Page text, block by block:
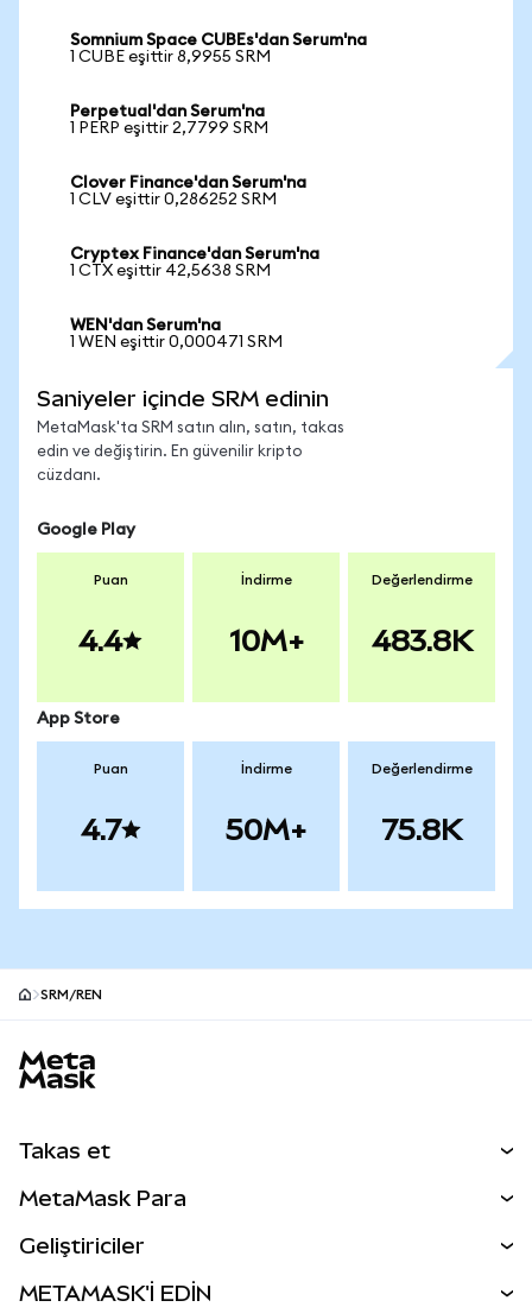
Somnium Space CUBEs'dan Serum'na
1 CUBE eşittir 8,9955 SRM
Perpetual'dan Serum'na
1 PERP eşittir 2,7799 SRM
Clover Finance'dan Serum'na
1 CLV eşittir 0,286252 SRM
Cryptex Finance'dan Serum'na
1 CTX eşittir 42,5638 SRM
WEN'dan Serum'na
1 WEN eşittir 0,000471 SRM
Saniyeler içinde SRM edinin
MetaMask'ta SRM satın alın, satın, takas
edin ve değiştirin. En güvenilir kripto
cüzdanı.
Google Play
Puan
4.4
İndirme
10M+
Değerlendirme
483.8K
App Store
Puan
4.7
İndirme
50M+
Değerlendirme
75.8K
SRM/REN
Takas et
Perps
MetaMask Para
Geliştiriciler
METAMASK'İ EDİN